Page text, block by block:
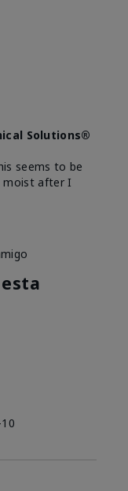
Solutions®
seems to be
moist after I